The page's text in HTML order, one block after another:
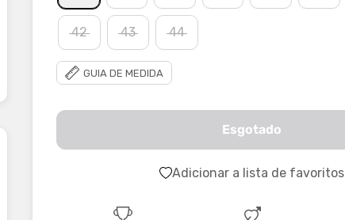
42 43 44
GUIA DE MEDIDA
Esgotado
Adicionar a lista de favoritos